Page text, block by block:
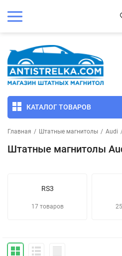
КАТАЛОГ ТОВАРОВ
Главная / Штатные магнитолы / Audi
Штатные магнитолы
RS3
17 товаров